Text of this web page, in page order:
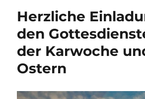
Herzliche
den
der Karwoche
Ostern